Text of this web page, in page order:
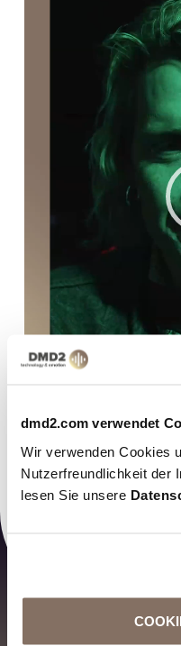
dmd2.com verwendet
Wir verwenden Cookies
Nutzerfreundlichkeit der
lesen Sie unsere
00:00